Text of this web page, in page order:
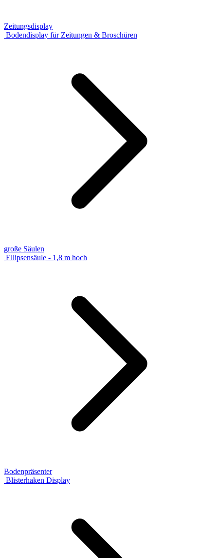
Zeitungsdisplay
Bodendisplay für Zeitungen & Broschüren
große Säulen
Ellipsensäule - 1,8 m hoch
Bodenpräsenter
Blisterhaken Display